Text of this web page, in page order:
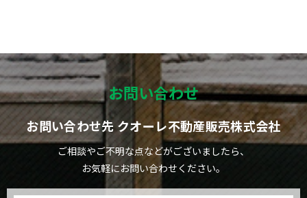
お問い合わせ
お問い合わせ先 クオーレ不動産販売株式会社
ご相談やご不明な点などがございましたら、
お気軽にお問い合わせください。